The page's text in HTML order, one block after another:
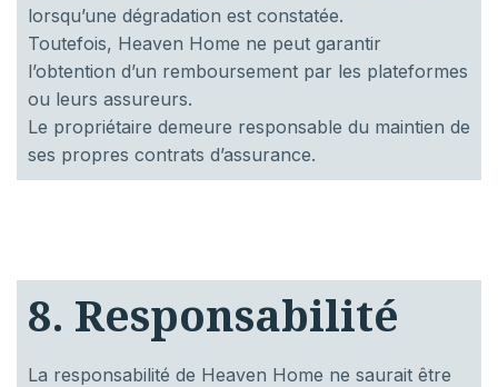
lorsqu’une dégradation est constatée.
Toutefois, Heaven Home ne peut garantir
l’obtention d’un remboursement par les plateformes
ou leurs assureurs.
Le propriétaire demeure responsable du maintien de
ses propres contrats d’assurance.
8. Responsabilité
La responsabilité de Heaven Home ne saurait être